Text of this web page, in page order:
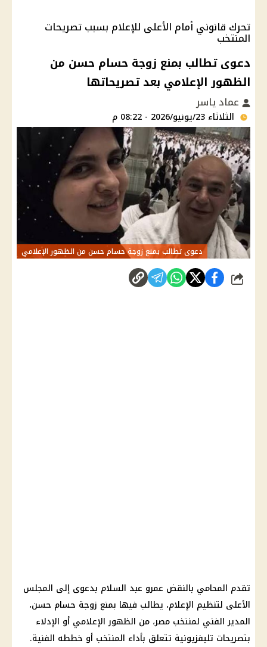
تحرك قانوني أمام الأعلى للإعلام بسبب تصريحات
المنتخب
دعوى تطالب بمنع زوجة حسام حسن من
الظهور الإعلامي بعد تصريحاتها
عماد ياسر
الثلاثاء 23/يونيو/2026 - 08:22 م
دعوى تطالب بمنع زوجة حسام حسن من الظهور الإعلامي
شارك
تقدم المحامي بالنقض عمرو عبد السلام بدعوى إلى المجلس
الأعلى لتنظيم الإعلام، يطالب فيها بمنع زوجة حسام حسن،
المدير الفني لمنتخب مصر، من الظهور الإعلامي أو الإدلاء
بتصريحات تليفزيونية تتعلق بأداء المنتخب أو خططه الفنية.